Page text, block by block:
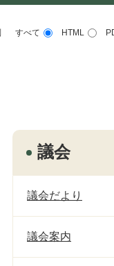
すべて HTML
議会
議会だより
議会案内